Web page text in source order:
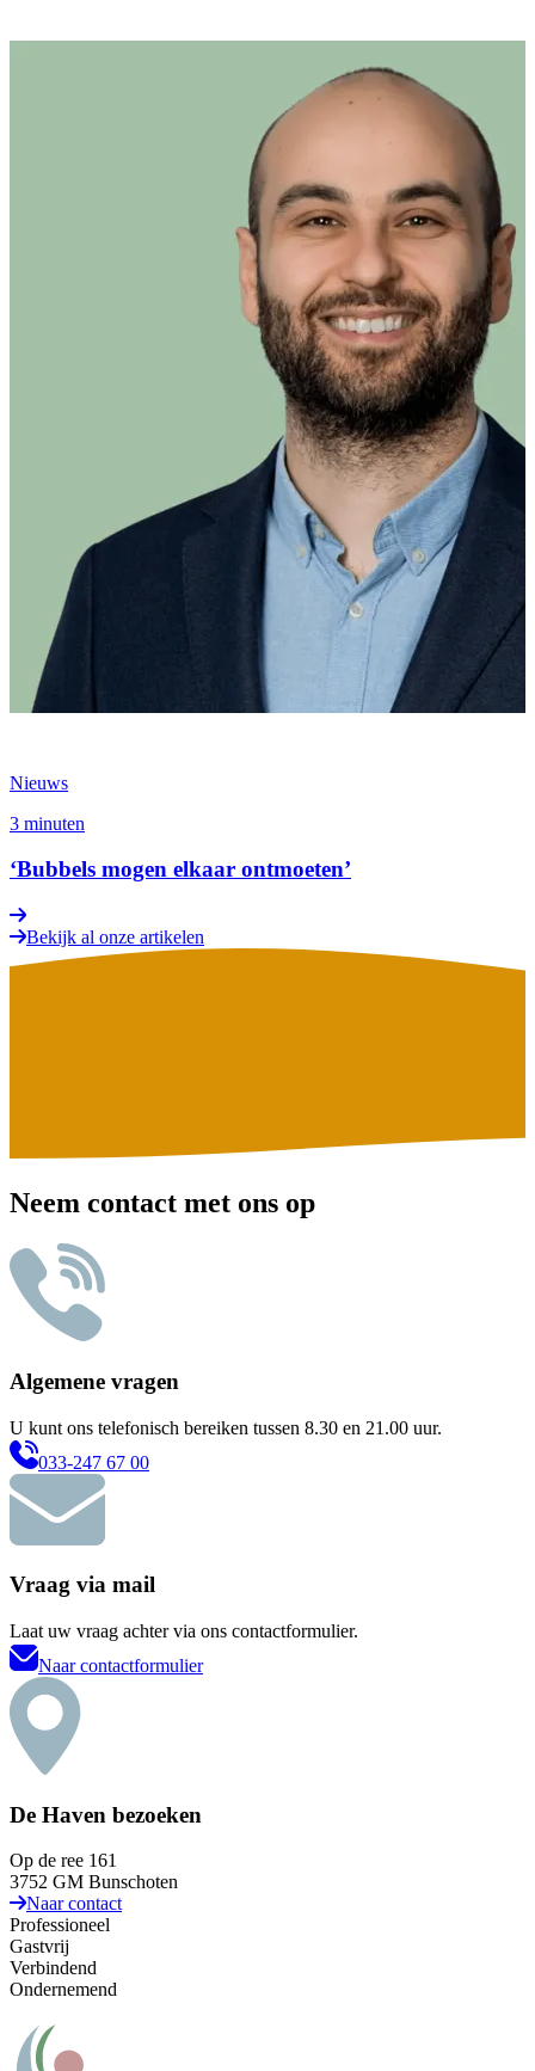
Nieuws
3 minuten
‘Bubbels mogen elkaar ontmoeten’
Bekijk al onze artikelen
Neem contact met ons op
Algemene vragen
U kunt ons telefonisch bereiken tussen 8.30 en 21.00 uur.
033-247 67 00
Vraag via mail
Laat uw vraag achter via ons contactformulier.
Naar contactformulier
De Haven bezoeken
Op de ree 161
3752 GM Bunschoten
Naar contact
Professioneel
Gastvrij
Verbindend
Ondernemend